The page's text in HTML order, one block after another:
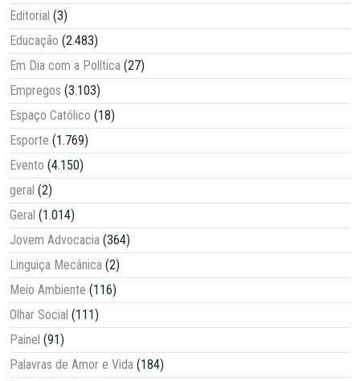
Editorial (3)
Educação (2.483)
Em Dia com a Política (27)
Empregos (3.103)
Espaço Católico (18)
Esporte (1.769)
Evento (4.150)
geral (2)
Geral (1.014)
Jovem Advocacia (364)
Linguiça Mecânica (2)
Meio Ambiente (116)
Olhar Social (111)
Painel (91)
Palavras de Amor e Vida (184)